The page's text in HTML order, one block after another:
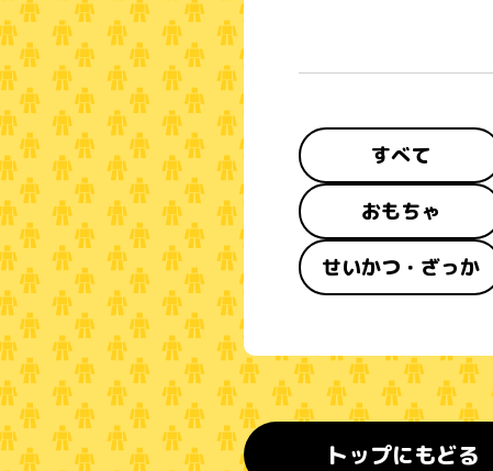
すべて
おもちゃ
せいかつ・ざっか
トップにもどる